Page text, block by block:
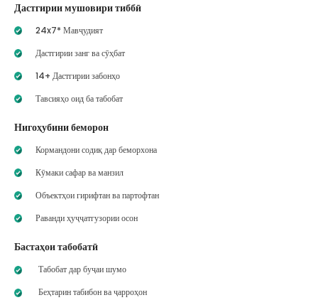
Дастгирии мушовири тиббӣ
24x7* Мавҷудият
Дастгирии занг ва сӯҳбат
14+ Дастгирии забонҳо
Тавсияҳо оид ба табобат
Нигоҳубини беморон
Кормандони содиқ дар беморхона
Кӯмаки сафар ва манзил
Объектҳои гирифтан ва партофтан
Раванди ҳуҷҷатгузории осон
Бастаҳои табобатӣ
Табобат дар буҷаи шумо
Беҳтарин табибон ва ҷарроҳон